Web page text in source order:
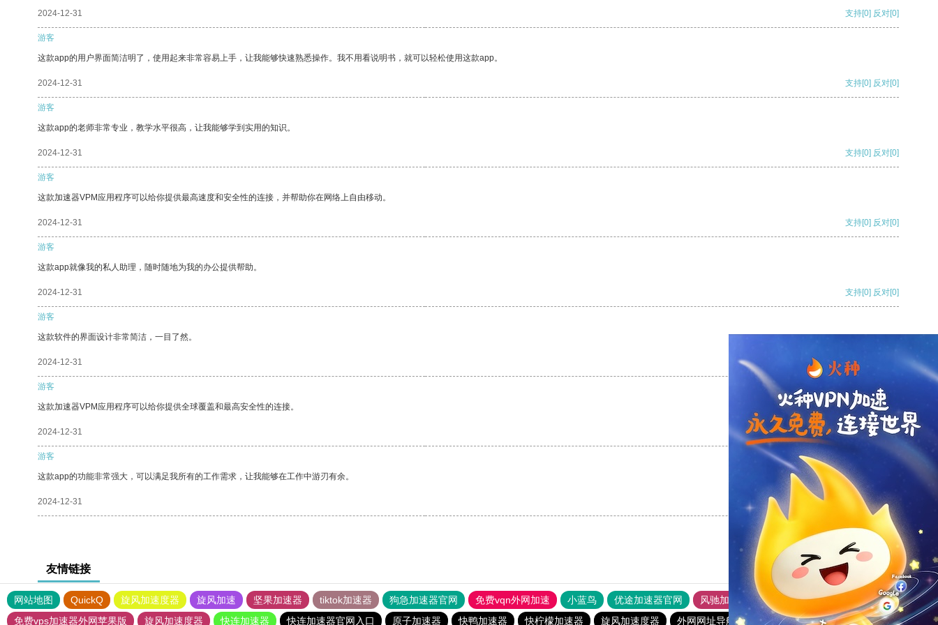
2024-12-31 支持[0] 反对[0]
游客
这款app的用户界面简洁明了，使用起来非常容易上手，让我能够快速熟悉操作。我不用看说明书，就可以轻松使用这款app。
2024-12-31 支持[0] 反对[0]
游客
这款app的老师非常专业，教学水平很高，让我能够学到实用的知识。
2024-12-31 支持[0] 反对[0]
游客
这款加速器VPM应用程序可以给你提供最高速度和安全性的连接，并帮助你在网络上自由移动。
2024-12-31 支持[0] 反对[0]
游客
这款app就像我的私人助理，随时随地为我的办公提供帮助。
2024-12-31 支持[0] 反对[0]
游客
这款软件的界面设计非常简洁，一目了然。
2024-12-31 支持
游客
这款加速器VPM应用程序可以给你提供全球覆盖和最高安全性的连接。
2024-12-31 支持[0] 反对[0]
游客
这款app的功能非常强大，可以满足我所有的工作需求，让我能够在工作中游刃有余。
2024-12-31 支持[0] 反对[0]
友情链接
网站地图 QuickQ 旋风加速度器 旋风加速 坚果加速器 tiktok加速器 狗急加速器官网 免费vqn外网加速 小蓝鸟 优途加速器官网 风驰加速器
旋风加速器
免费vps加速器外网苹果版
旋风加速度器 快连加速器 快连加速器官网入口 原子加速器 快鸭加速器 快柠檬加速器 旋风加速度器 外网网址导航 软件中心 风驰加速器